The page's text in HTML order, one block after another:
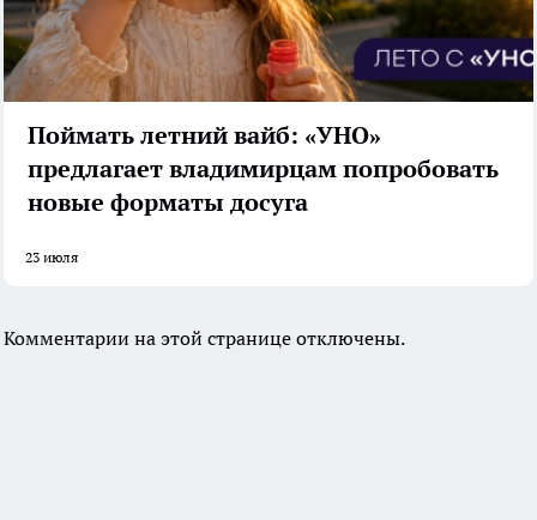
Поймать летний вайб: «УНО»
предлагает владимирцам попробовать
новые форматы досуга
23 июля
Комментарии на этой странице отключены.